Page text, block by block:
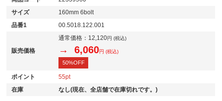
サイズ
160mm 6bolt
品番1
00.5018.122.001
販売価格
通常価格： 12,120円 (税込)
→ 6,060円 (税込)
50%OFF
ポイント
55
在庫
なし(現在、全店舗で在庫切れです。)